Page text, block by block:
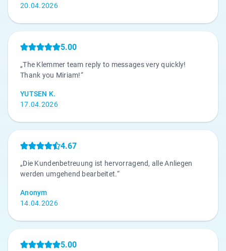
20.04.2026
5.00
„The Klemmer team reply to messages very quickly!
Thank you Miriam!“
YUTSEN K.
17.04.2026
4.67
„Die Kundenbetreuung ist hervorragend, alle Anliegen
werden umgehend bearbeitet.“
Anonym
14.04.2026
5.00